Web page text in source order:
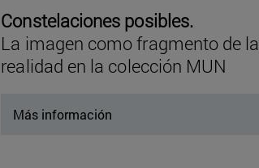
Constelaciones posibles.
La imagen como fragmento de la
realidad en la colección MUN
Más información